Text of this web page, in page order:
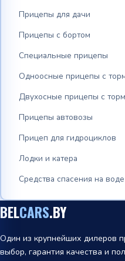
Прицепы для дачи
Прицепы с бортом
Специальные прицепы
Одноосные прицепы с
Двухосные прицепы с
Прицепы автовозы
Прицеп для гидроциклов
Лодки и катера
Средства спасения на воде
BELCARS.BY
Один из крупнейших дилеров
выбор, гарантия качества и